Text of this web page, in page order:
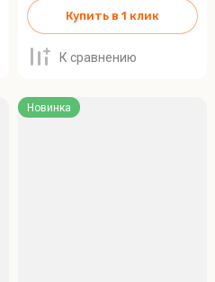
Купить в 1 клик
К сравнению
Новинка